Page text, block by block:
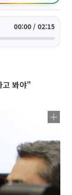
00:00 / 02:15
고 봐야"